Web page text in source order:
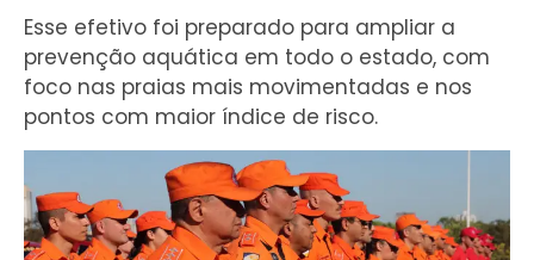
Esse efetivo foi preparado para ampliar a
prevenção aquática em todo o estado, com
foco nas praias mais movimentadas e nos
pontos com maior índice de risco.